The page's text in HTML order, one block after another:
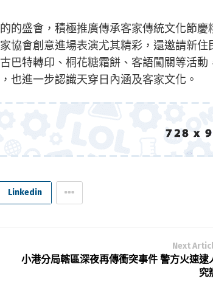
的盛會，積極推廣傳承客家傳統文化節慶
協會創意進場表演尤其精彩，還邀請新住
巴特轉印、桐花糖霜餅、客語闖關等活動
也進一步認識天穿日內涵及客家文化。
Linkedin
Next
小港分局轄區深夜再傳衝突事件 警方火速逮
究